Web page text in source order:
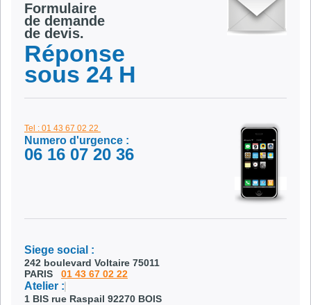
Formulaire
de demande
de devis.
Réponse
sous 24 H
Tel : 01 43 67 02 22
Numero d'urgence :
06 16 07 20 36
Siege social :
242 boulevard Voltaire 75011
PARIS 01 43 67 02 22
Atelier :
1 BIS rue Raspail 92270 BOIS